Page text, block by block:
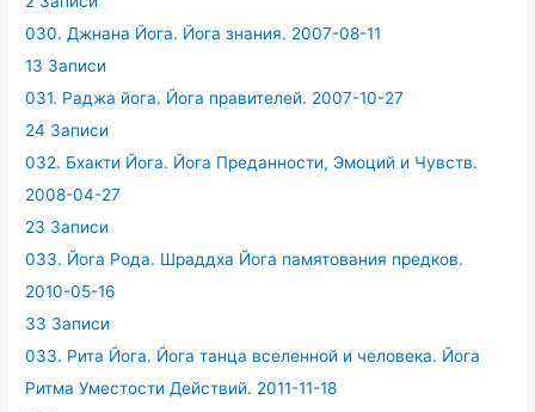
030. Джнана Йога. Йога знания. 2007-08-11
13 Записи
031. Раджа йога. Йога правителей. 2007-10-27
24 Записи
032. Бхакти Йога. Йога Преданности, Эмоций и Чувств.
2008-04-27
23 Записи
033. Йога Рода. Шраддха Йога памятования предков.
2010-05-16
33 Записи
033. Рита Йога. Йога танца вселенной и человека. Йога
Ритма Уместости Действий. 2011-11-18